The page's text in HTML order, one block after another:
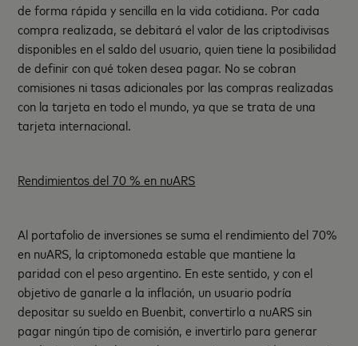
de forma rápida y sencilla en la vida cotidiana. Por cada
compra realizada, se debitará el valor de las criptodivisas
disponibles en el saldo del usuario, quien tiene la posibilidad
de definir con qué token desea pagar. No se cobran
comisiones ni tasas adicionales por las compras realizadas
con la tarjeta en todo el mundo, ya que se trata de una
tarjeta internacional.
Rendimientos del 70 % en nuARS
Al portafolio de inversiones se suma el rendimiento del 70%
en nuARS, la criptomoneda estable que mantiene la
paridad con el peso argentino. En este sentido, y con el
objetivo de ganarle a la inflación, un usuario podría
depositar su sueldo en Buenbit, convertirlo a nuARS sin
pagar ningún tipo de comisión, e invertirlo para generar